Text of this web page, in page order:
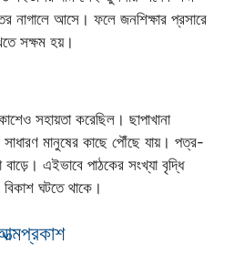
নাগালে আসে। ফলে জনশিক্ষার প্রসারে
সক্ষম হয়।
সহায়তা করেছিল। ছাপাখানা
সাধারণ মানুষের কাছে পৌঁছে যায়। পত্র-
এইভাবে পাঠকের সংখ্যা বৃদ্ধি
ঘটতে থাকে।